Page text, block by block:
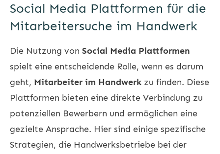
Social Media Plattformen für die
Mitarbeitersuche im Handwerk
Die Nutzung von Social Media Plattformen
spielt eine entscheidende Rolle, wenn es darum
geht, Mitarbeiter im Handwerk zu finden. Diese
Plattformen bieten eine direkte Verbindung zu
potenziellen Bewerbern und ermöglichen eine
gezielte Ansprache. Hier sind einige spezifische
Strategien, die Handwerksbetriebe bei der